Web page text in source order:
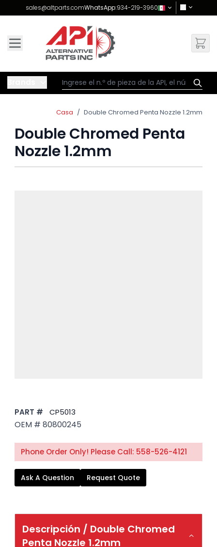
Skip to Content
sales@altparts.comWhatsApp:934-219-3960
Casa / Double Chromed Penta Nozzle 1.2mm
Double Chromed Penta
Nozzle 1.2mm
PART # CP5013
OEM # 80800245
Phone Order Only! Please Call: 558-526-4121
Ask A Question Request Quote
Descripción / Double Chromed
Penta Nozzle 1.2mm